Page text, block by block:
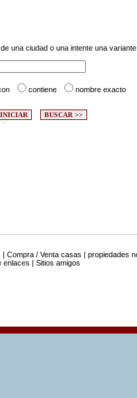
una ciudad o una intente una variante
contiene nombre exacto
| Compra / Venta casas | propiedades
enlaces | Sitios amigos